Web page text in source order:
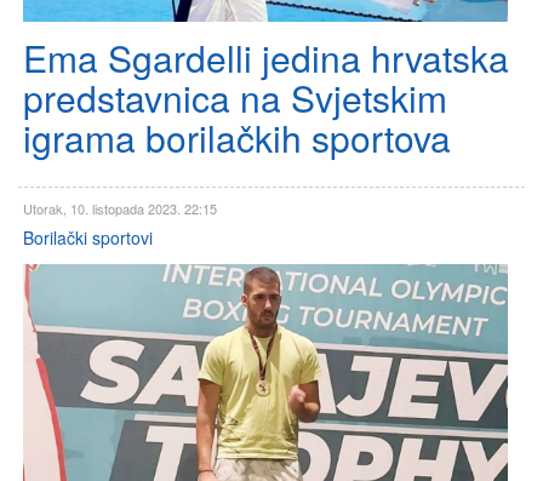
Ema Sgardelli jedina hrvatska
predstavnica na Svjetskim
igrama borilačkih sportova
Utorak, 10. listopada 2023. 22:15
Borilački sportovi